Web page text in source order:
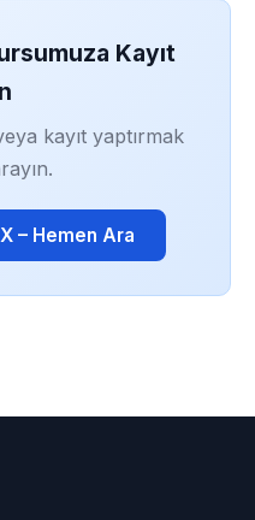
Kayıt
kayıt yaptırmak
– Hemen Ara